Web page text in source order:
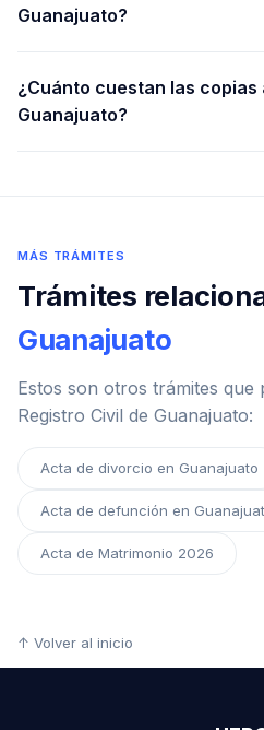
Guanajuato?
¿Cuánto cuestan las copias
Guanajuato?
MÁS TRÁMITES
Trámites
Guanajuato
Estos son otros trámites que
Registro Civil de Guanajuato:
Acta de divorcio en Guanajuato
Acta de defunción en
Acta de Matrimonio 2026
↑ Volver al inicio